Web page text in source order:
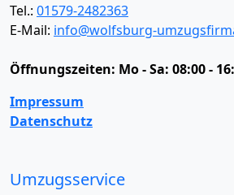
Tel.: 01579-2482363
E-Mail: info@wolfsburg-
Öffnungszeiten: Mo - Sa: 08:00 -
Impressum
Datenschutz
Umzugsservice